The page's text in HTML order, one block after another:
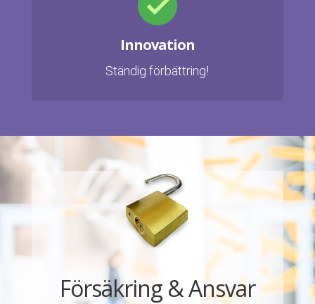
Innovation
Ständig förbättring!
Försäkring & Ansvar